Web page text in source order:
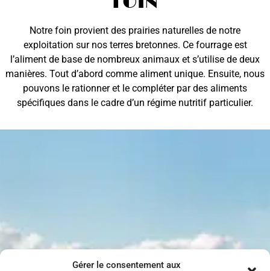
Gérer le consentement aux
Notre foin provient des prairies naturelles de notre
exploitation sur nos terres bretonnes. Ce fourrage est
l’aliment de base de nombreux animaux et s’utilise de deux
manières. Tout d’abord comme aliment unique. Ensuite, nous
pouvons le rationner et le compléter par des aliments
spécifiques dans le cadre d’un régime nutritif particulier.